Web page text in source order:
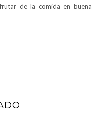
de la comida en buena